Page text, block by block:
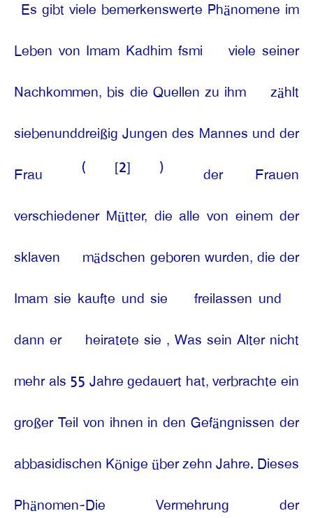
Es gibt viele bemerkenswerte Phänomene im
Leben von Imam Kadhim fsmi
viele seiner
Nachkommen, bis die Quellen zu ihm
zählt
siebenunddreißig Jungen des Mannes und der
Frau
( [2] )
der Frauen
verschiedener Mütter, die alle von einem der
sklaven
mädschen geboren wurden, die der
Imam sie kaufte und sie
freilassen und
dann er
heiratete sie , Was sein Alter nicht
mehr als 55 Jahre gedauert hat, verbrachte ein
großer Teil von ihnen in den Gefängnissen der
abbasidischen Könige über zehn Jahre. Dieses
Phänomen-Die Vermehrung der